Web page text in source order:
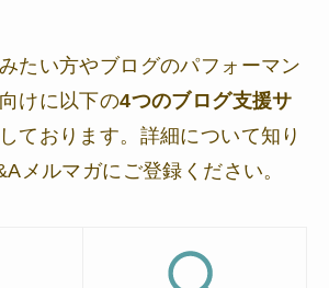
たい方やブログのパフォーマン
けに以下の4つのブログ支援サ
ております。詳細について知り
メルマガにご登録ください。